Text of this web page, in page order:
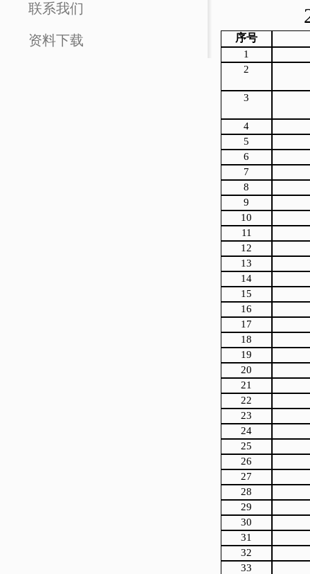
联系我们
资料下载 序号
1
2
3
4
5
6
7
8
9
10
11
12
13
14
15
16
17
18
19
20
21
22
23
24
25
26
27
28
29
30
31
32
33